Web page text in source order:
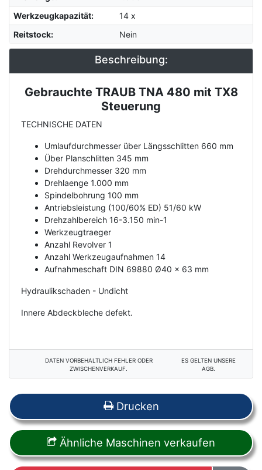
Werkzeugkapazität:
14 x
Reitstock: Nein
Beschreibung:
Description
Gebrauchte TRAUB TNA 480 mit TX8
Steuerung
TECHNISCHE DATEN
Umlaufdurchmesser über Längsschlitten 660 mm
Über Planschlitten 345 mm
Drehdurchmesser 320 mm
Drehlaenge 1.000 mm
Spindelbohrung 100 mm
Antriebsleistung (100/60% ED) 51/60 kW
Drehzahlbereich 16-3.150 min-1
Werkzeugtraeger
Anzahl Revolver 1
Anzahl Werkzeugaufnahmen 14
Aufnahmeschaft DIN 69880 Ø40 x 63 mm
Hydraulikschaden - Undicht
Innere Abdeckbleche defekt.
DATEN VORBEHALTLICH FEHLER ODER
ZWISCHENVERKAUF.
ES GELTEN UNSERE
AGB.
Drucken
Ähnliche Maschinen verkaufen